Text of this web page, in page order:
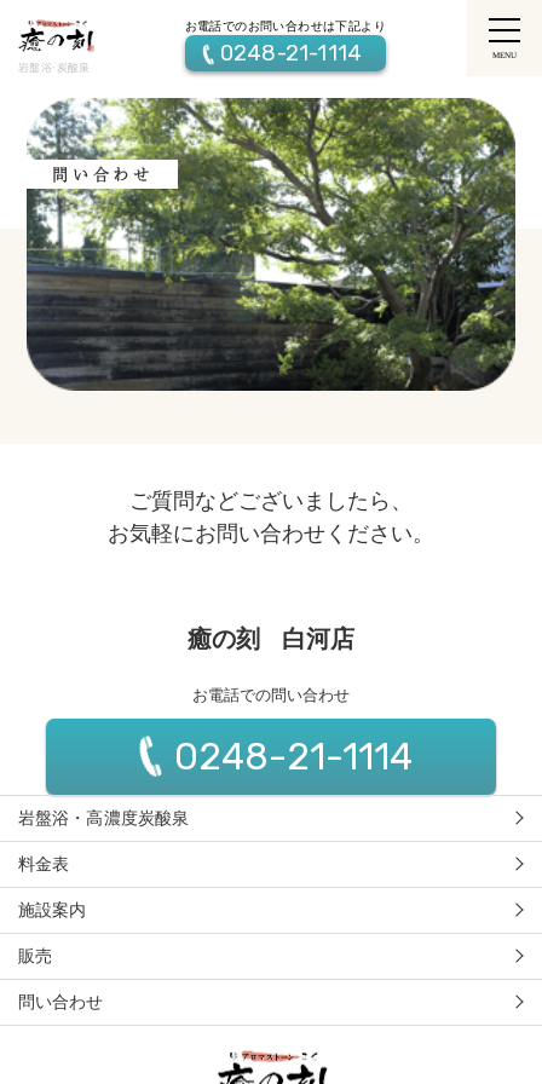
岩盤浴·炭酸泉
お電話でのお問い合わせは下記より
0248-21-1114 MENU
問い合わせ
ご質問などございましたら、
お気軽にお問い合わせください。
癒の刻 白河店
お電話での問い合わせ
0248-21-1114
岩盤浴・高濃度炭酸泉
料金表
施設案内
販売
問い合わせ